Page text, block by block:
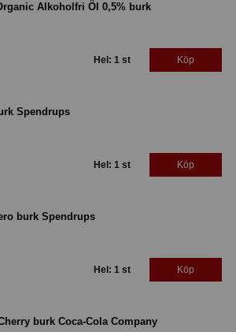
Alkoholfri Öl 0,5% burk
Hel: 1 st Köp
Spendrups
Hel: 1 st Köp
burk Spendrups
Hel: 1 st Köp
burk Coca-Cola Company